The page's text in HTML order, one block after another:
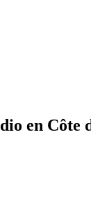
en Côte